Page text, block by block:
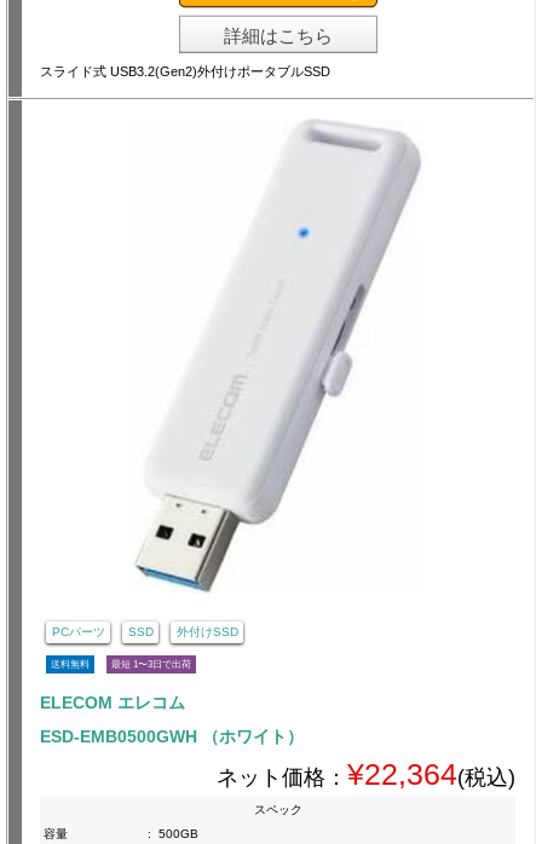
詳細はこちら
スライド式 USB3.2(Gen2)外付けポータブルSSD
PCパーツ SSD 外付けSSD
送料無料 最短 1〜3日で出荷
ELECOM エレコム
ESD-EMB0500GWH （ホワイト）
ネット価格： ¥22,364(税込)
スペック
容量
:
500GB